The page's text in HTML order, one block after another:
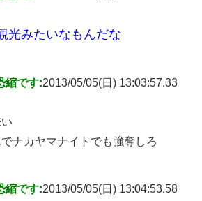
光みたいなもんだな
縮です:2013/05/05(日) 13:03:57.33
ナカヤマナイトでも強奪しろ
縮です:2013/05/05(日) 13:04:53.58